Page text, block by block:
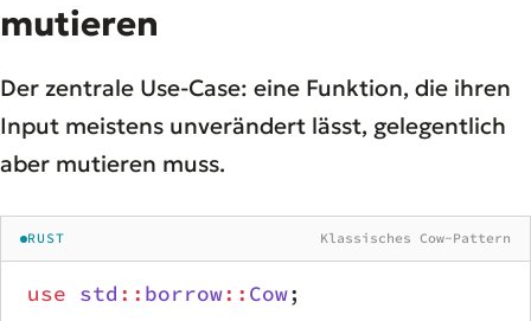
mutieren
Der zentrale Use-Case: eine Funktion, die ihren
Input meistens unverändert lässt, gelegentlich
aber mutieren muss.
RUST Klassisches Cow-Pattern
use std :: borrow:: Cow;